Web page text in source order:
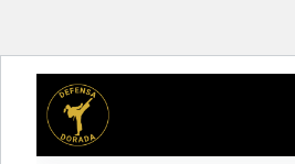
Saltar
al
contenido